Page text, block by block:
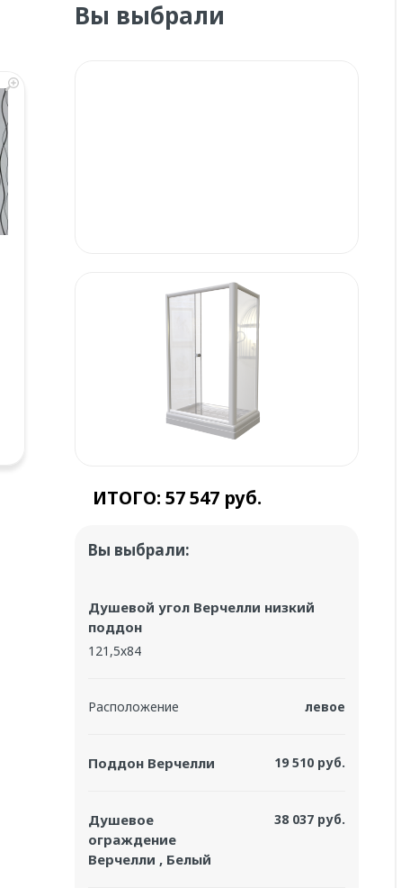
Вы выбрали
ИТОГО: 57 547 руб.
Вы выбрали:
Душевой угол Верчелли низкий
поддон
121,5х84
Расположение левое
Поддон Верчелли 19 510 руб.
Душевое
ограждение
Верчелли , Белый
38 037 руб.